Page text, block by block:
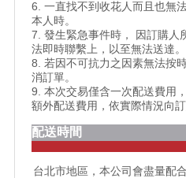
6. 一直找不到收花人而且也無
本人時。
7. 發生緊急事件時， 因訂購人
法即時聯繫上，以至無法送達。
8. 若因不可抗力之因素無法按
消訂單。
9. 本次交易僅含一次配送費用
額外配送費用，依實際情況向訂
配送時間
台北市地區，本公司會盡量配